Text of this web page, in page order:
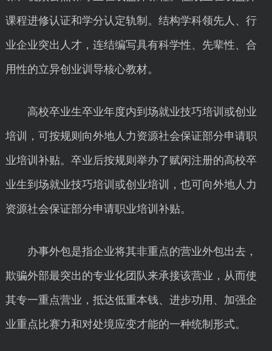
课程进修认证和学分认定轨制。结构学科领先人、行
业企业突出人才，连结编写具有科学性、先辈性、合
用性的立异创业训导核心教材。
高校卒业生卒业年度内到场就业技巧培训或创业
培训，可按规则向外地人力资源社会保证部分申请职
业培训补贴。卒业后按规则举办了赋闲注册的高校卒
业生到场就业技巧培训或创业培训，也可向外地人力
资源社会保证部分申请职业培训补贴。
办事外包是指企业将其非重点的营业外包出去，
欺骗外部最突出的专业化团队来承接该营业，从而使
其专一重点营业，抵达低重本钱、进步功用、加强企
业重点比赛力和对处境应变才能的一种统制形式。